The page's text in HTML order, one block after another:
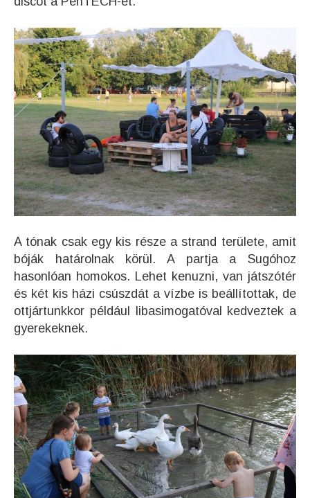
A tónak csak egy kis része a strand területe, amit
bóják határolnak körül. A partja a Sugóhoz
hasonlóan homokos. Lehet kenuzni, van játszótér
és két kis házi csúszdát a vízbe is beállítottak, de
ottjártunkkor például libasimogatóval kedveztek a
gyerekeknek.